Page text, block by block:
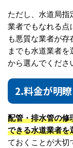
ただし、水道局
業者でもなれる点
も悪質な業者が存
までも水道業者
から選んでくださ
2.料金が明
配管・排水管の修
できる水道業者を
ておくことが大切